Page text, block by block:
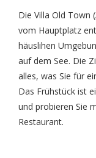
Die Villa Old Town
vom Hauptplatz
häuslihen
auf dem See. Die
alles, was Sie für
Das Frühstück ist
und probieren Sie
Restaurant.